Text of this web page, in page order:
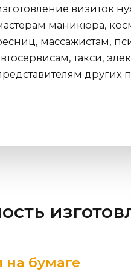
визиток
маникюра,
массажистам,
такси,
других
на бумаге